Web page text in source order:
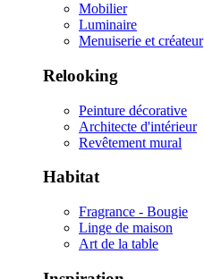
Mobilier
Luminaire
Menuiserie et créateur
Relooking
Peinture décorative
Architecte d'intérieur
Revêtement mural
Habitat
Fragrance - Bougie
Linge de maison
Art de la table